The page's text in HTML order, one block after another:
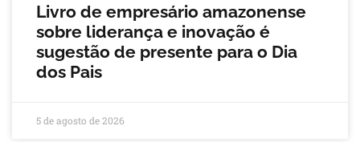
Livro de empresário amazonense
sobre liderança e inovação é
sugestão de presente para o Dia
dos Pais
5 de agosto de 2026